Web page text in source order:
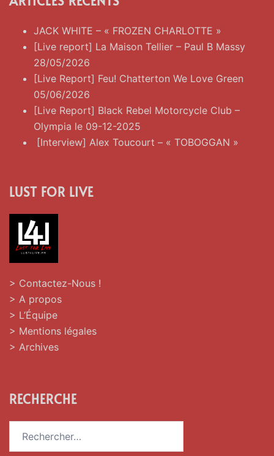
JACK WHITE – « FROZEN CHARLOTTE »
[Live report] La Maison Tellier – Paul B Massy
28/05/2026
[Live Report] Feu! Chatterton We Love Green
05/06/2026
[Live Report] Black Rebel Motorcycle Club –
Olympia le 09-12-2025
[Interview] Alex Toucourt – « TOBOGGAN »
LUST FOR LIVE
> Contactez-Nous !
> A propos
> L’Équipe
> Mentions légales
> Archives
RECHERCHE